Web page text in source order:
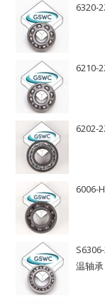
6320-
6210-
6202-
6006-
温轴承